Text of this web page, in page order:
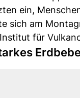
ein,
sich am
für